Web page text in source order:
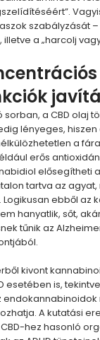
szabályzását
a „harcolj
sorban, a CBD olaj
lényeges,
a
erős
elősegítheti
tartva az
ebből az
hanyatlik, sőt,
tűnik az
kivont
esetében is,
A kutatási
hez hasonló